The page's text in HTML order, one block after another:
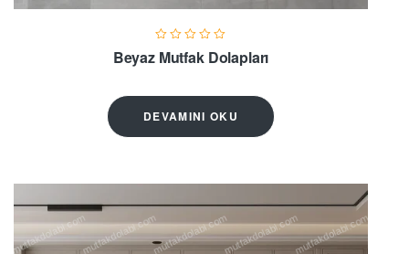
Beyaz Mutfak Dolapları
DEVAMINI OKU